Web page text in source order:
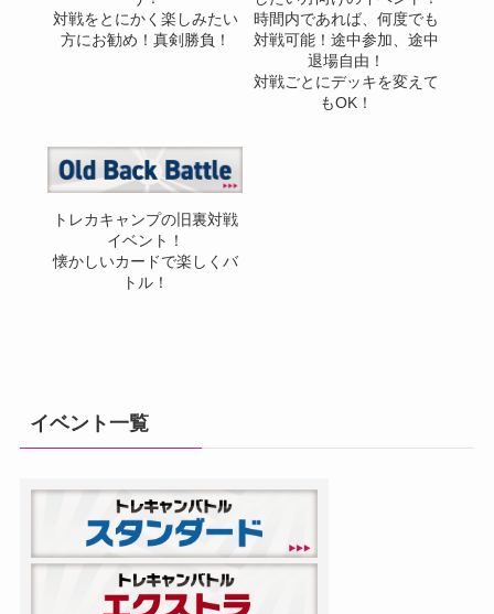
対戦をとにかく楽しみたい
方にお勧め！真剣勝負！
時間内であれば、何度でも
対戦可能！途中参加、途中
退場自由！
対戦ごとにデッキを変えて
もOK！
トレカキャンプの旧裏対戦
イベント！
懐かしいカードで楽しくバ
トル！
イベント一覧